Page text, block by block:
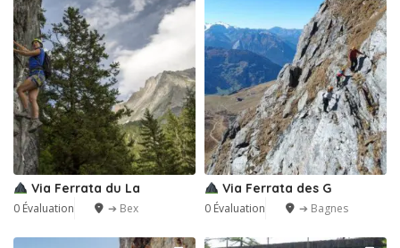
Via Ferrata du La
0 Évaluation ➔ Bex
Via Ferrata des G
0 Évaluation ➔ Bagnes